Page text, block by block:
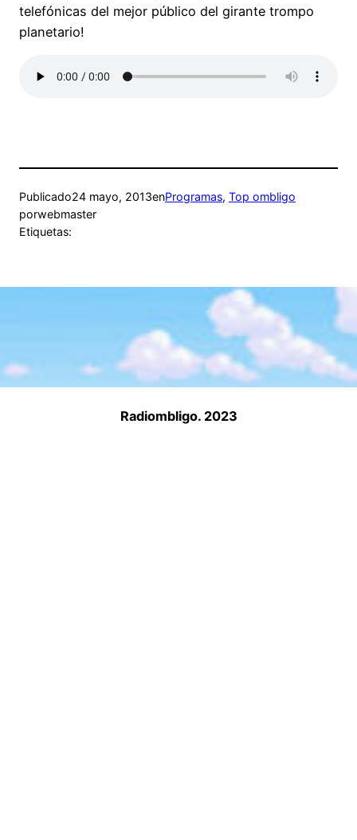
telefónicas del mejor público del girante trompo
planetario!
Publicado24 mayo, 2013enProgramas, Top ombligo
porwebmaster
Etiquetas:
Radiombligo. 2023